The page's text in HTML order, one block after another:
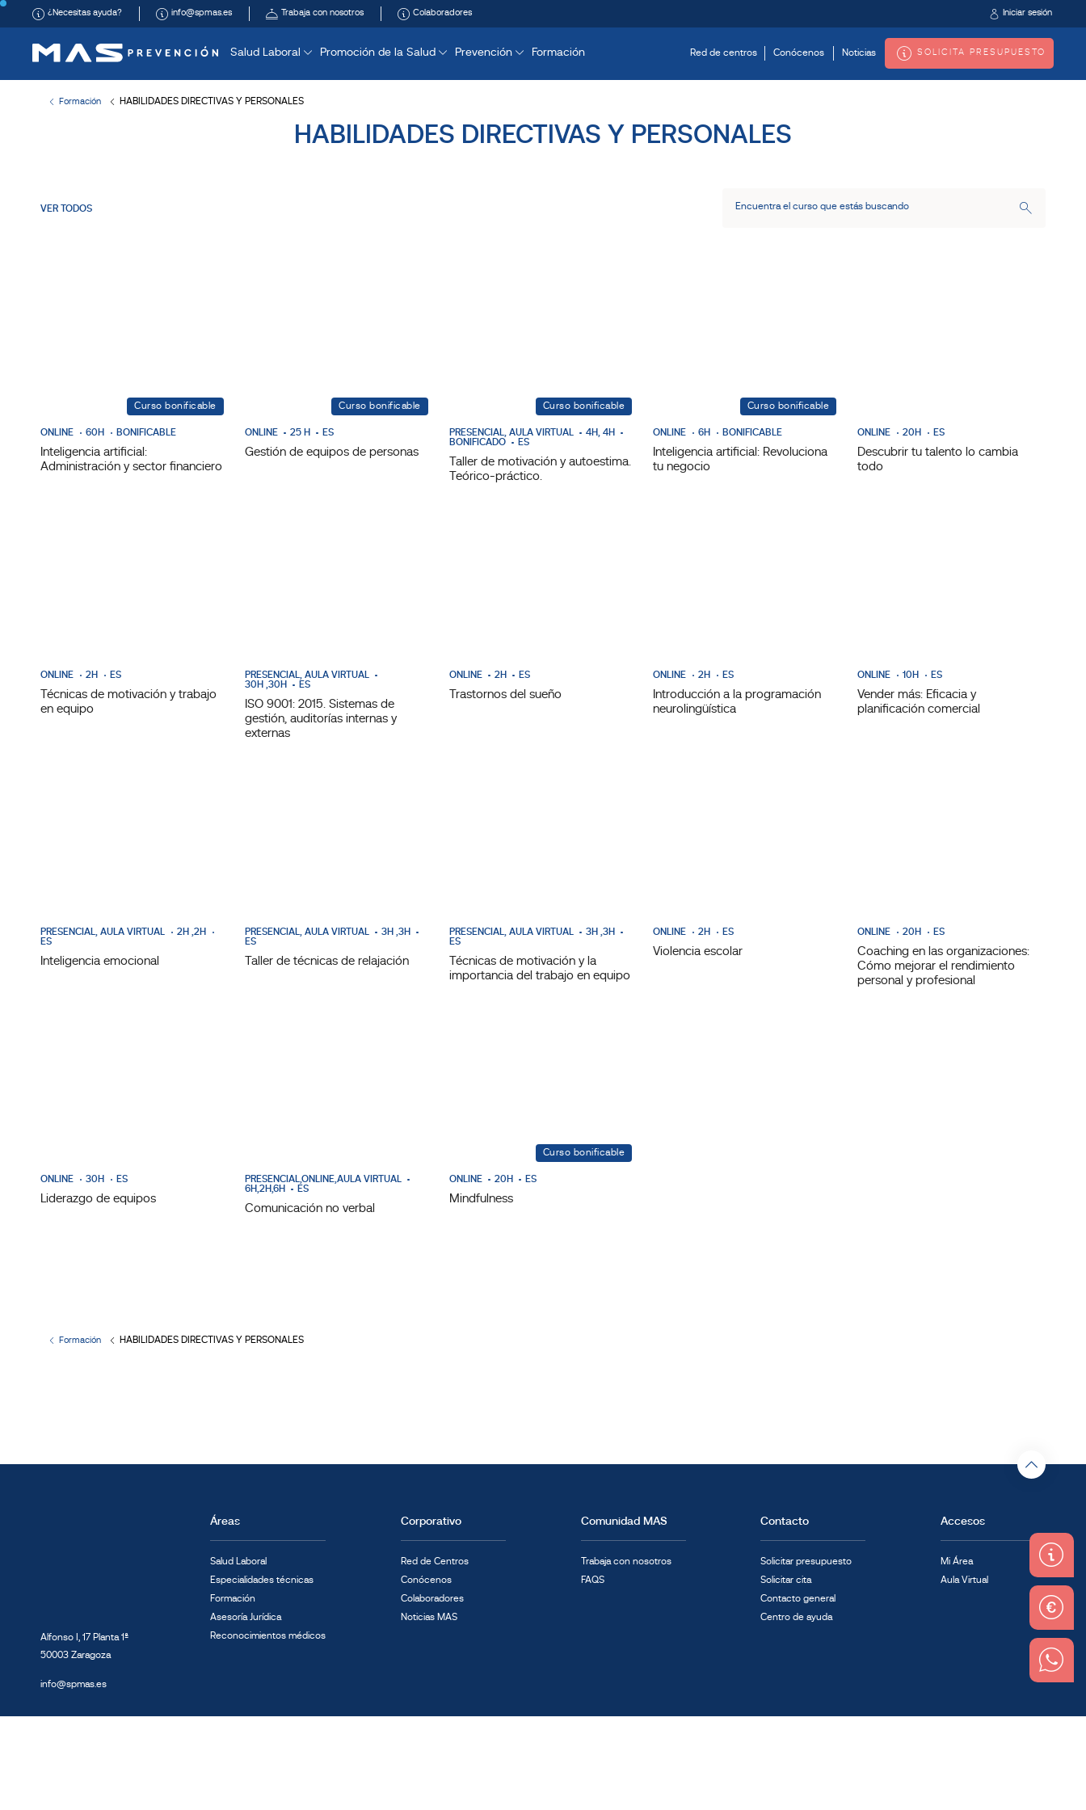
¿Necesitas ayuda? info@spmas.es Trabaja con nosotros Colaboradores Iniciar sesión
Salud Laboral Promoción de la Salud Prevención Formación Red de centros Conócenos Noticias SOLICITA PRESUPUESTO
Formación HABILIDADES DIRECTIVAS Y PERSONALES
HABILIDADES DIRECTIVAS Y PERSONALES
VER TODOS
Curso bonificable
ONLINE 60H BONIFICABLE
Inteligencia artificial:
Administración y sector financiero
Curso bonificable
ONLINE 25 H ES
Gestión de equipos de personas
Curso bonificable
PRESENCIAL, AULA VIRTUAL
4H, 4H
BONIFICADO
ES
Taller de motivación y autoestima.
Teórico-práctico.
Curso bonificable
ONLINE 6H BONIFICABLE
Inteligencia artificial: Revoluciona
tu negocio
ONLINE 20H ES
Descubrir tu talento lo cambia
todo
ONLINE 2H ES
Técnicas de motivación y trabajo
en equipo
PRESENCIAL, AULA VIRTUAL
30H ,30H
ES
ISO 9001: 2015. Sistemas de
gestión, auditorías internas y
externas
ONLINE 2H ES
Trastornos del sueño
ONLINE 2H ES
Introducción a la programación
neurolingüística
ONLINE 10H ES
Vender más: Eficacia y
planificación comercial
PRESENCIAL, AULA VIRTUAL
2H ,2H
ES
Inteligencia emocional
PRESENCIAL, AULA VIRTUAL
3H ,3H
ES
Taller de técnicas de relajación
PRESENCIAL, AULA VIRTUAL
3H ,3H
ES
Técnicas de motivación y la
importancia del trabajo en equipo
ONLINE 2H ES
Violencia escolar
ONLINE 20H ES
Coaching en las organizaciones:
Cómo mejorar el rendimiento
personal y profesional
ONLINE 30H ES
Liderazgo de equipos
PRESENCIAL,ONLINE,AULA VIRTUAL
6H,2H,6H
ES
Comunicación no verbal
Curso bonificable
ONLINE 20H ES
Mindfulness
Formación HABILIDADES DIRECTIVAS Y PERSONALES
Alfonso I, 17 Planta 1ª
50003 Zaragoza
info@spmas.es
Áreas
Salud Laboral
Especialidades técnicas
Formación
Asesoría Jurídica
Reconocimientos médicos
Corporativo
Red de Centros
Conócenos
Colaboradores
Noticias MAS
Comunidad MAS
Trabaja con nosotros
FAQS
Contacto
Solicitar presupuesto
Solicitar cita
Contacto general
Centro de ayuda
Accesos
Mi Área
Aula Virtual